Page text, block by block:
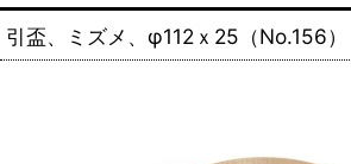
引盃、ミズメ、φ112ｘ25（No.156）